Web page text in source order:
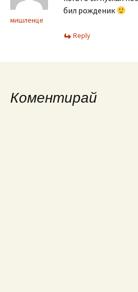
мишленце
бил рожденик
Reply
Коментирай